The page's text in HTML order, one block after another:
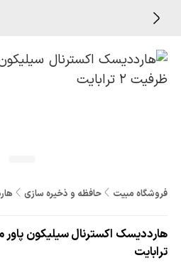
فروشگاه مبیت حافظه و ذخیره سازی
ترابایت